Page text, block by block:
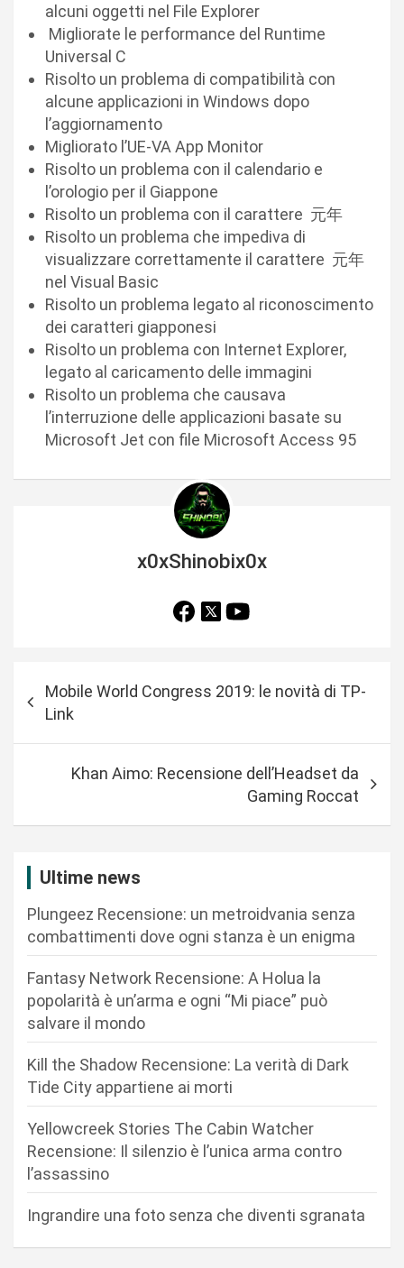
alcuni oggetti nel File Explorer
Migliorate le performance del Runtime
Universal C
Risolto un problema di compatibilità con
alcune applicazioni in Windows dopo
l’aggiornamento
Migliorato l’UE-VA App Monitor
Risolto un problema con il calendario e
l’orologio per il Giappone
Risolto un problema con il carattere 元年
Risolto un problema che impediva di
visualizzare correttamente il carattere 元年
nel Visual Basic
Risolto un problema legato al riconoscimento
dei caratteri giapponesi
Risolto un problema con Internet Explorer,
legato al caricamento delle immagini
Risolto un problema che causava
l’interruzione delle applicazioni basate su
Microsoft Jet con file Microsoft Access 95
x0xShinobix0x
a
Mobile World Congress 2019: le novità di TP-
Link
Khan Aimo: Recensione dell’Headset da
Gaming Roccat
Ultime news
Plungeez Recensione: un metroidvania senza
combattimenti dove ogni stanza è un enigma
Fantasy Network Recensione: A Holua la
popolarità è un’arma e ogni “Mi piace” può
salvare il mondo
Kill the Shadow Recensione: La verità di Dark
Tide City appartiene ai morti
Yellowcreek Stories The Cabin Watcher
Recensione: Il silenzio è l’unica arma contro
l’assassino
Ingrandire una foto senza che diventi sgranata